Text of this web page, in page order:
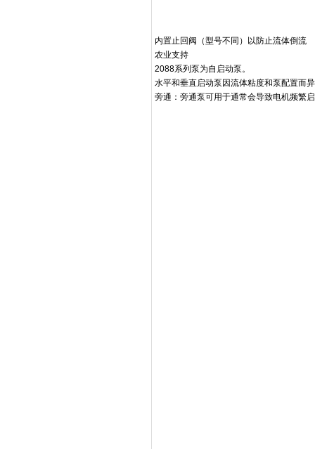
内置止回阀（型号不同）以防止流体倒流
农业支持
2088系列泵为自启动泵。
水平和垂直启动泵因流体粘度和泵配置而
旁通：旁通泵可用于通常会导致电机频繁